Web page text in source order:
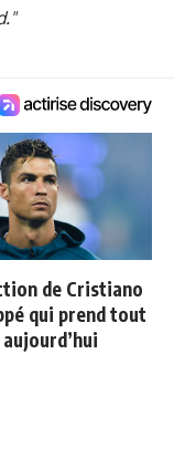
de Cristiano
qui prend tout